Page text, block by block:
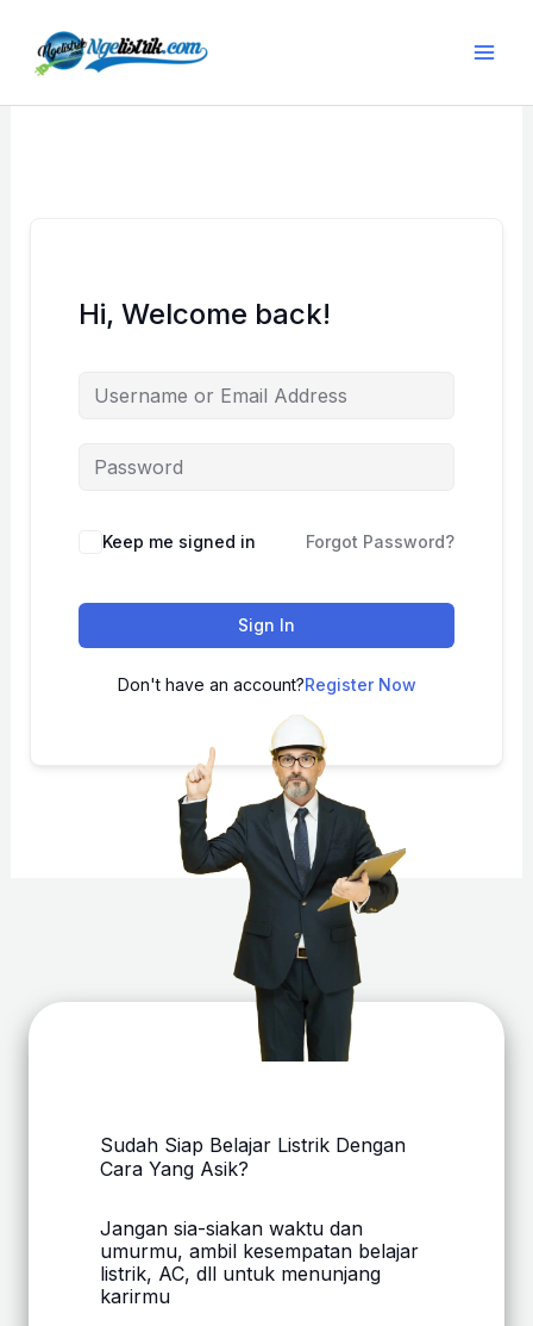
konten
Hi, Welcome back!
Keep me signed in Forgot Password?
Sign In
Don't have an account?Register Now
Sudah Siap Belajar Listrik Dengan
Cara Yang Asik?
Jangan sia-siakan waktu dan
umurmu, ambil kesempatan belajar
listrik, AC, dll untuk menunjang
karirmu